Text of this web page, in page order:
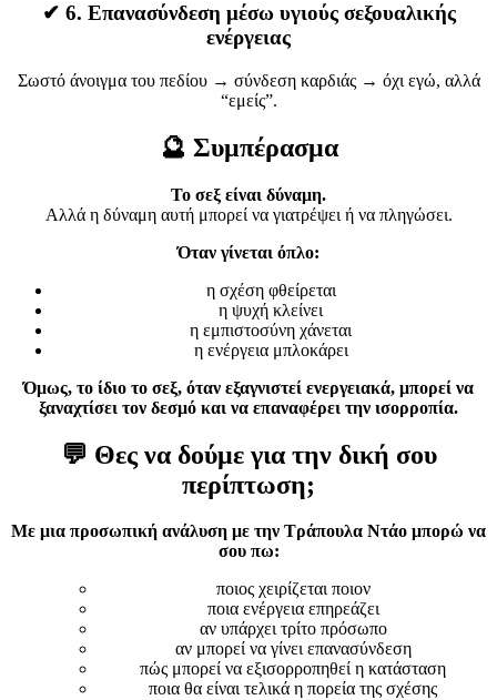
✔ 6. Επανασύνδεση μέσω υγιούς σεξουαλικής
ενέργειας
Σωστό άνοιγμα του πεδίου → σύνδεση καρδιάς → όχι εγώ, αλλά
“εμείς”.
🔮 Συμπέρασμα
Το σεξ είναι δύναμη.
Αλλά η δύναμη αυτή μπορεί να γιατρέψει ή να πληγώσει.
Όταν γίνεται όπλο:
η σχέση φθείρεται
η ψυχή κλείνει
η εμπιστοσύνη χάνεται
η ενέργεια μπλοκάρει
Όμως, το ίδιο το σεξ, όταν εξαγνιστεί ενεργειακά, μπορεί να
ξαναχτίσει τον δεσμό και να επαναφέρει την ισορροπία.
💬 Θες να δούμε για την δική σου
περίπτωση;
Με μια προσωπική ανάλυση με την Τράπουλα Ντάο μπορώ να
σου πω:
ποιος χειρίζεται ποιον
ποια ενέργεια επηρεάζει
αν υπάρχει τρίτο πρόσωπο
αν μπορεί να γίνει επανασύνδεση
πώς μπορεί να εξισορροπηθεί η κατάσταση
ποια θα είναι τελικά η πορεία της σχέσης